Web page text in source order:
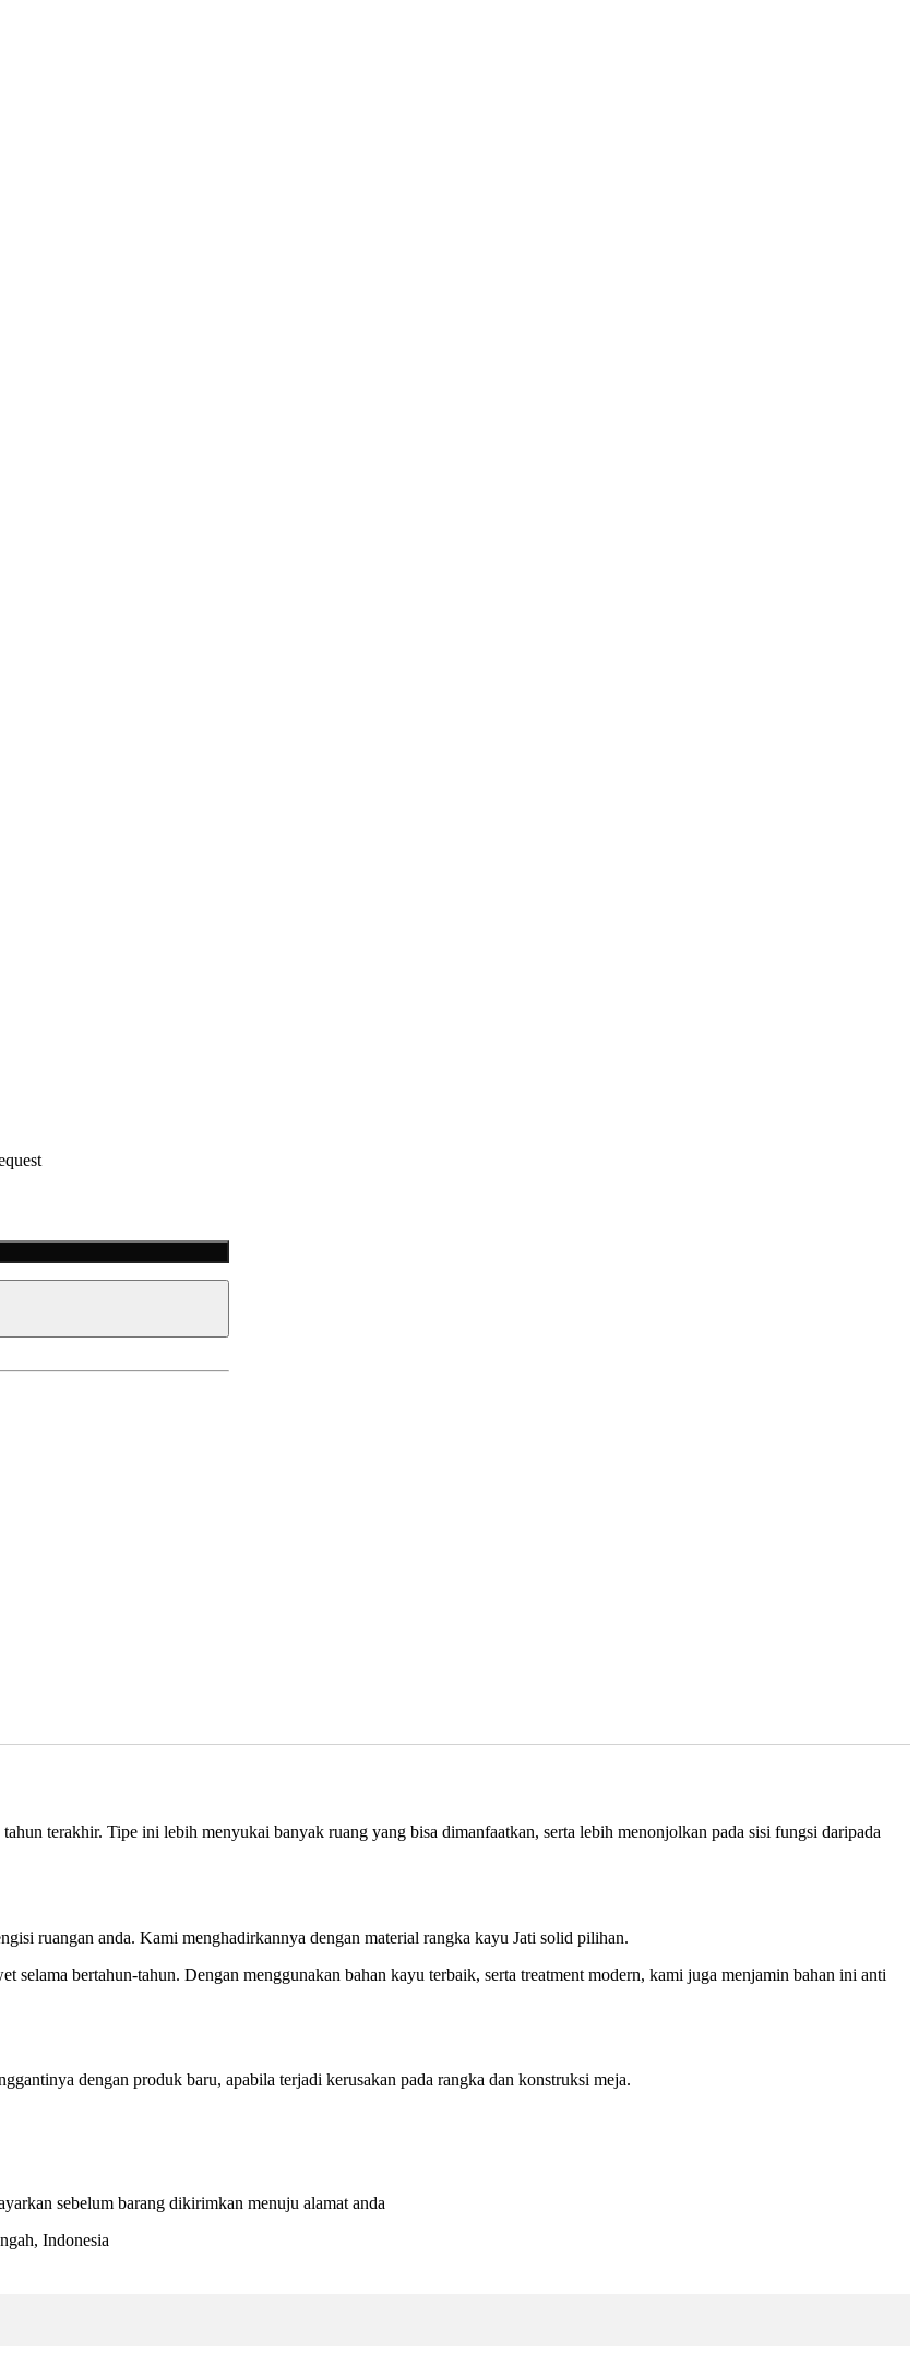
terakhir. Tipe ini lebih menyukai banyak ruang yang bisa dimanfaatkan, serta lebih menonjolkan pada sisi fungsi daripada
ruangan anda. Kami menghadirkannya dengan material rangka kayu Jati solid pilihan.
bertahun-tahun. Dengan menggunakan bahan kayu terbaik, serta treatment modern, kami juga menjamin bahan ini anti
dengan produk baru, apabila terjadi kerusakan pada rangka dan konstruksi meja.
sebelum barang dikirimkan menuju alamat anda
Indonesia